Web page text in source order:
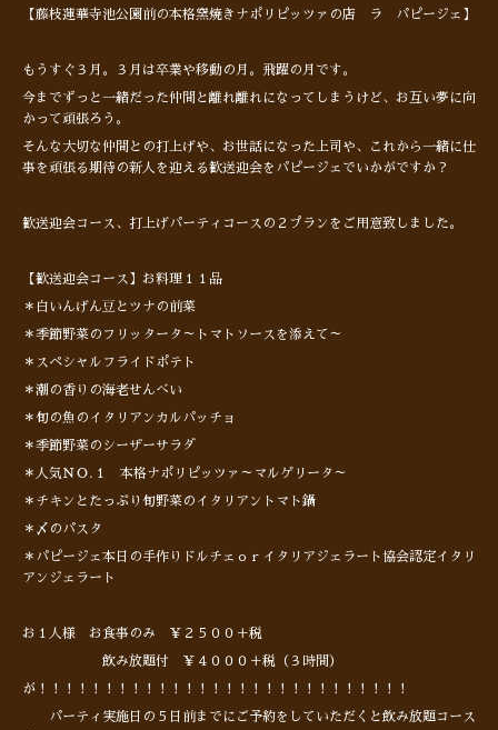
【藤枝蓮華寺池公園前の本格窯焼きナポリピッツァの店 ラ パピージェ】
もうすぐ３月。３月は卒業や移動の月。飛躍の月です。
今までずっと一緒だった仲間と離れ離れになってしまうけど、お互い夢に向
かって頑張ろう。
そんな大切な仲間との打上げや、お世話になった上司や、これから一緒に仕
事を頑張る期待の新人を迎える歓送迎会をパピージェでいかがですか？
歓送迎会コース、打上げパーティコースの２プランをご用意致しました。
【歓送迎会コース】お料理１１品
＊白いんげん豆とツナの前菜
＊季節野菜のフリッタータ～トマトソースを添えて～
＊スペシャルフライドポテト
＊潮の香りの海老せんべい
＊旬の魚のイタリアンカルパッチョ
＊季節野菜のシーザーサラダ
＊人気ＮＯ.１ 本格ナポリピッツァ～マルゲリータ～
＊チキンとたっぷり旬野菜のイタリアントマト鍋
＊〆のパスタ
＊パピージェ本日の手作りドルチェｏｒイタリアジェラート協会認定イタリ
アンジェラート
お１人様 お食事のみ ￥２５００＋税
飲み放題付 ￥４０００＋税（３時間）
が！！！！！！！！！！！！！！！！！！！！！！！！！！！！
パーティ実施日の５日前までにご予約をしていただくと飲み放題コース